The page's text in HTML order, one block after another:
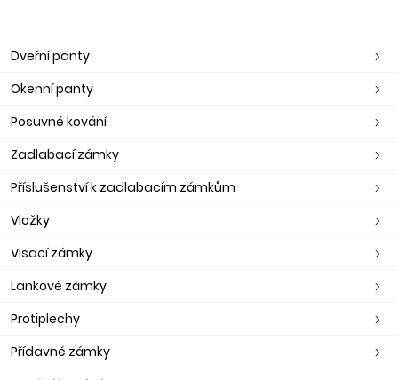
Dveřní panty
Okenní panty
Posuvné kování
Zadlabací zámky
Příslušenství k zadlabacím zámkům
Vložky
Visací zámky
Lankové zámky
Protiplechy
Přídavné zámky